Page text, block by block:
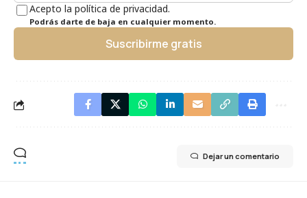
Acepto la política de privacidad.
Podrás darte de baja en cualquier momento.
Suscribirme gratis
Dejar un comentario